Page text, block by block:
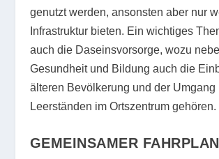
genutzt werden, ansonsten aber nur
Infrastruktur bieten. Ein wichtiges
auch die Daseinsvorsorge, wozu
Gesundheit und Bildung auch die
älteren Bevölkerung und der Umgang
Leerständen im Ortszentrum gehören.
GEMEINSAMER FAHRPLAN